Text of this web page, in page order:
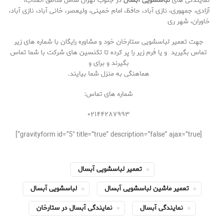
آزادی، جمهوری، نازی آباد، حافظ، امام خمینی، ولیعصر، خانی آباد، نازی آباد،
خاوران، شهر ری
جهت تعمیر لباسشویی ستارخان خود و مشاوره رایگان با شماره های زیر
تماس بگیرید و یا فرم زیر را پر کرده تا تکنسین های شرکت با شما تماس
بگیرند و برای و
هماهنگی به منزل شما بیایند.
شماره های تماس:
۰۲۱۴۴۲۸۷۹۹۳
[gravityform id=”5″ title=”true” description=”false” ajax=”true”]
تعمیر لباسشویی آبسال
تعمیر ماشین لباسشویی آبسال
لباسشویی آبسال
نمایندگی آبسال
نمایندگی آبسال در ستارخان